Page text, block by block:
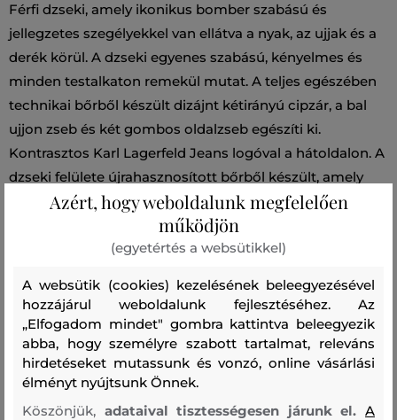
Férfi dzseki, amely ikonikus bomber szabású és
jellegzetes szegélyekkel van ellátva a nyak, az ujjak és a
derék körül. A dzseki egyenes szabású, kényelmes és
minden testalkaton remekül mutat. A teljes egészében
technikai bőrből készült dizájnt kétirányú cipzár, a bal
ujjon zseb és két gombos oldalzseb egészíti ki.
Kontrasztos Karl Lagerfeld Jeans logóval a hátoldalon. A
dzseki felülete újrahasznosított bőrből készült, amely
hihetetlen puhaságával tűnik ki és kellemes viseletet
biztosít. Rendkívül kényelmes darab, amely öltözékének
stílusos részét képezi majd.
Szezon: FW24 Termék kódja 246D1501-624-JA-101-S
Összetétel
felső anyag
Azért, hogy weboldalunk megfelelően
működjön
(egyetértés a websütikkel)
A websütik (cookies) kezelésének beleegyezésével
hozzájárul weboldalunk fejlesztéséhez. Az
„Elfogadom mindet" gombra kattintva beleegyezik
abba, hogy személyre szabott tartalmat, releváns
hirdetéseket mutassunk és vonzó, online vásárlási
élményt nyújtsunk Önnek.
Köszönjük, adataival tisztességesen járunk el.A